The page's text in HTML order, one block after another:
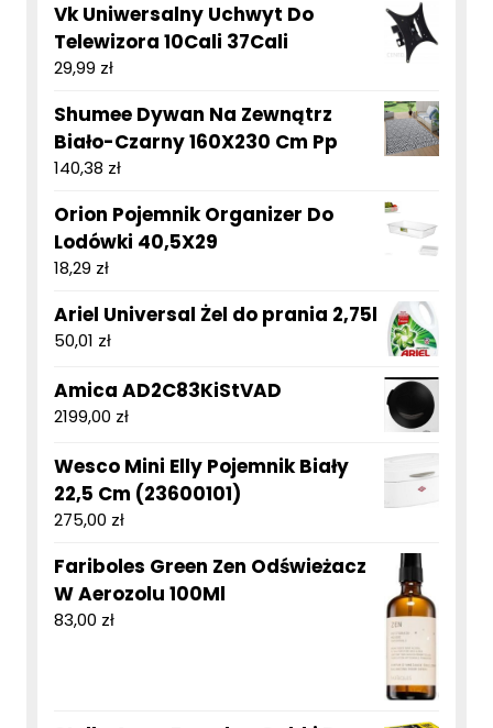
Vk Uniwersalny Uchwyt Do
Telewizora 10Cali 37Cali
29,99 zł
Shumee Dywan Na Zewnątrz
Biało-Czarny 160X230 Cm Pp
140,38 zł
Orion Pojemnik Organizer Do
Lodówki 40,5X29
18,29 zł
Ariel Universal Żel do prania 2,75l
50,01 zł
Amica AD2C83KiStVAD
2199,00 zł
Wesco Mini Elly Pojemnik Biały
22,5 Cm (23600101)
275,00 zł
Fariboles Green Zen Odświeżacz
W Aerozolu 100Ml
83,00 zł